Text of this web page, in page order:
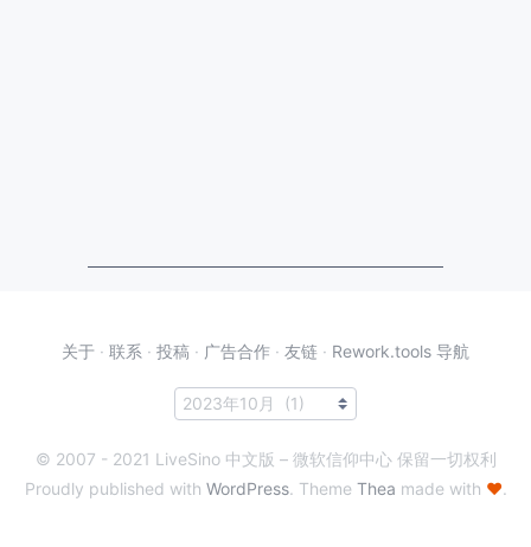
关于 · 联系 · 投稿 · 广告合作 · 友链 · Rework.tools 导航
© 2007 - 2021 LiveSino 中文版 – 微软信仰中心 保留一切权利
Proudly published with WordPress. Theme Thea made with ♥.